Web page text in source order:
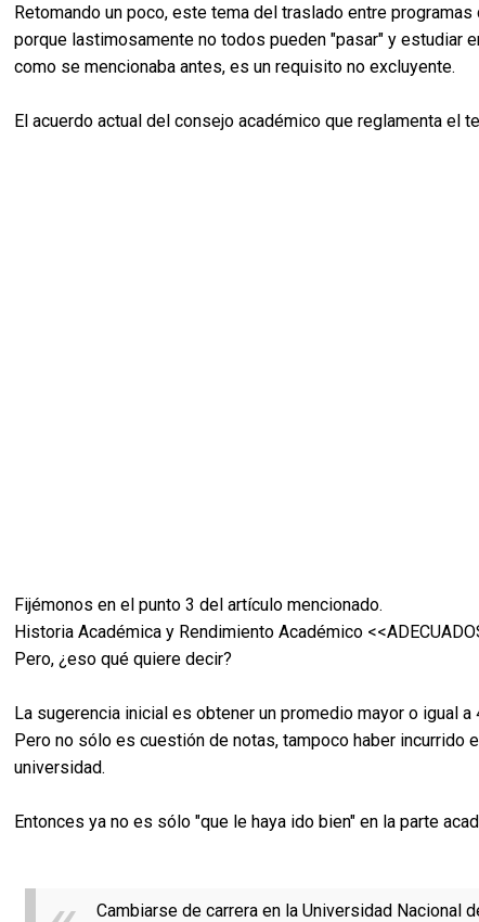
Retomando un poco, este tema del traslado entre
porque lastimosamente no todos pueden "pasar" y estudiar
como se mencionaba antes, es un requisito no excluyente.
El acuerdo actual del consejo académico que reglamenta el
Fijémonos en el punto 3 del artículo mencionado.
Historia Académica y Rendimiento Académico
Pero, ¿eso qué quiere decir?
La sugerencia inicial es obtener un promedio mayor o igual
Pero no sólo es cuestión de notas, tampoco haber
universidad.
Entonces ya no es sólo "que le haya ido bien" en la parte
Cambiarse de carrera en la Universidad Nacional